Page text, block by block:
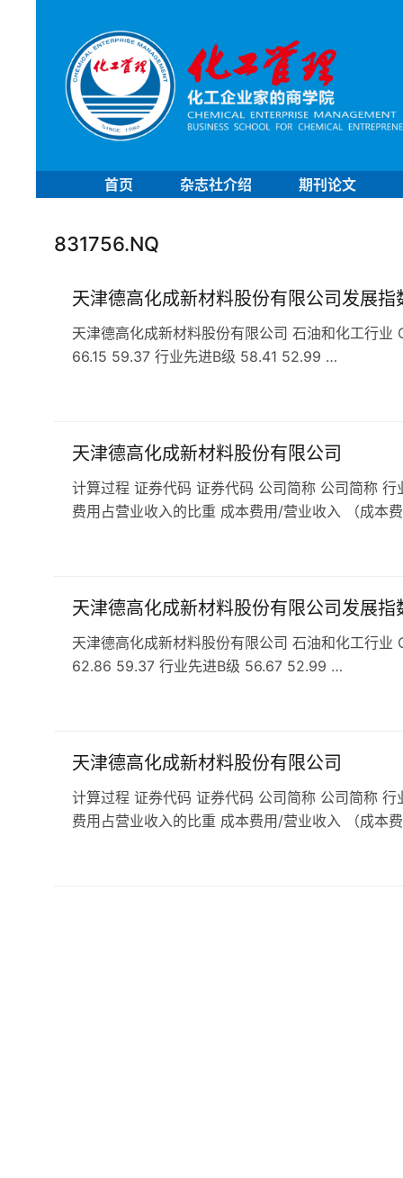
首页 杂志社介绍 期刊论文
831756.NQ
天津德高化成新材料股份有限公司发展指
天津德高化成新材料股份有限公司 石油和化工行
66.15 59.37 行业先进B级 58.41 52.99 …
天津德高化成新材料股份有限公司
计算过程 证券代码 证券代码 公司简称 公司简称
费用占营业收入的比重 成本费用/营业收入 （成本
天津德高化成新材料股份有限公司发展指
天津德高化成新材料股份有限公司 石油和化工行
62.86 59.37 行业先进B级 56.67 52.99 …
天津德高化成新材料股份有限公司
计算过程 证券代码 证券代码 公司简称 公司简称
费用占营业收入的比重 成本费用/营业收入 （成本